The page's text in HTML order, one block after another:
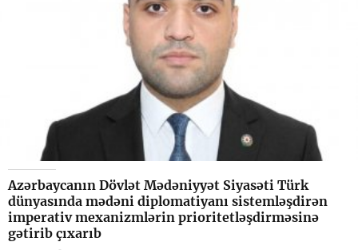
Azərbaycanın Dövlət Mədəniyyət Siyasəti Türk
dünyasında mədəni diplomatiyanı sistemləşdirən
imperativ mexanizmlərin prioritetləşdirməsinə
gətirib çıxarıb